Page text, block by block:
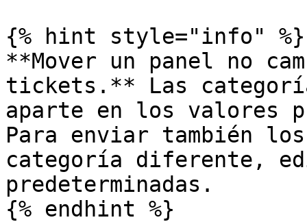
{% hint style="info" %}
**Mover un panel no
tickets.** Las
aparte en los valores
Para enviar también
categoría diferente,
predeterminadas.
{% endhint %}